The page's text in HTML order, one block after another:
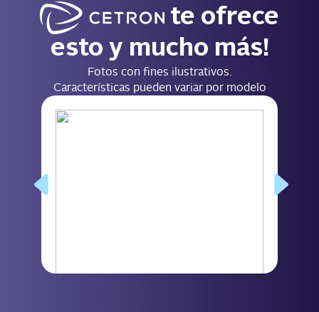
te ofrece
esto y mucho más!
Fotos con fines ilustrativos.
Características pueden variar por modelo